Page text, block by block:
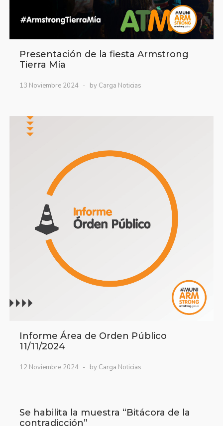
Presentación de la fiesta Armstrong
Tierra Mía
13 Noviembre 2024 by Carga Noticias
Informe Área de Orden Público
11/11/2024
12 Noviembre 2024 by Carga Noticias
Se habilita la muestra “Bitácora de la
contradicción”